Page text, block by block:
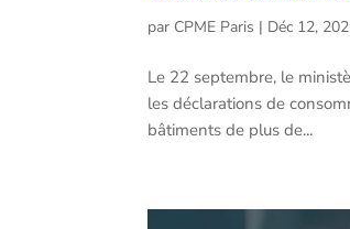
par CPME Paris | Déc 12,
Le 22 septembre, le
les déclarations de
bâtiments de plus de...